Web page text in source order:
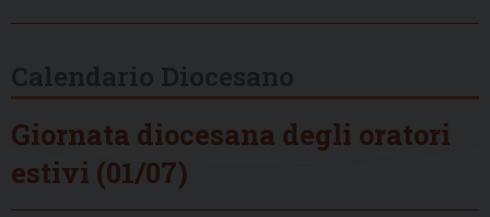
Giornata diocesana degli oratori
estivi (01/07)